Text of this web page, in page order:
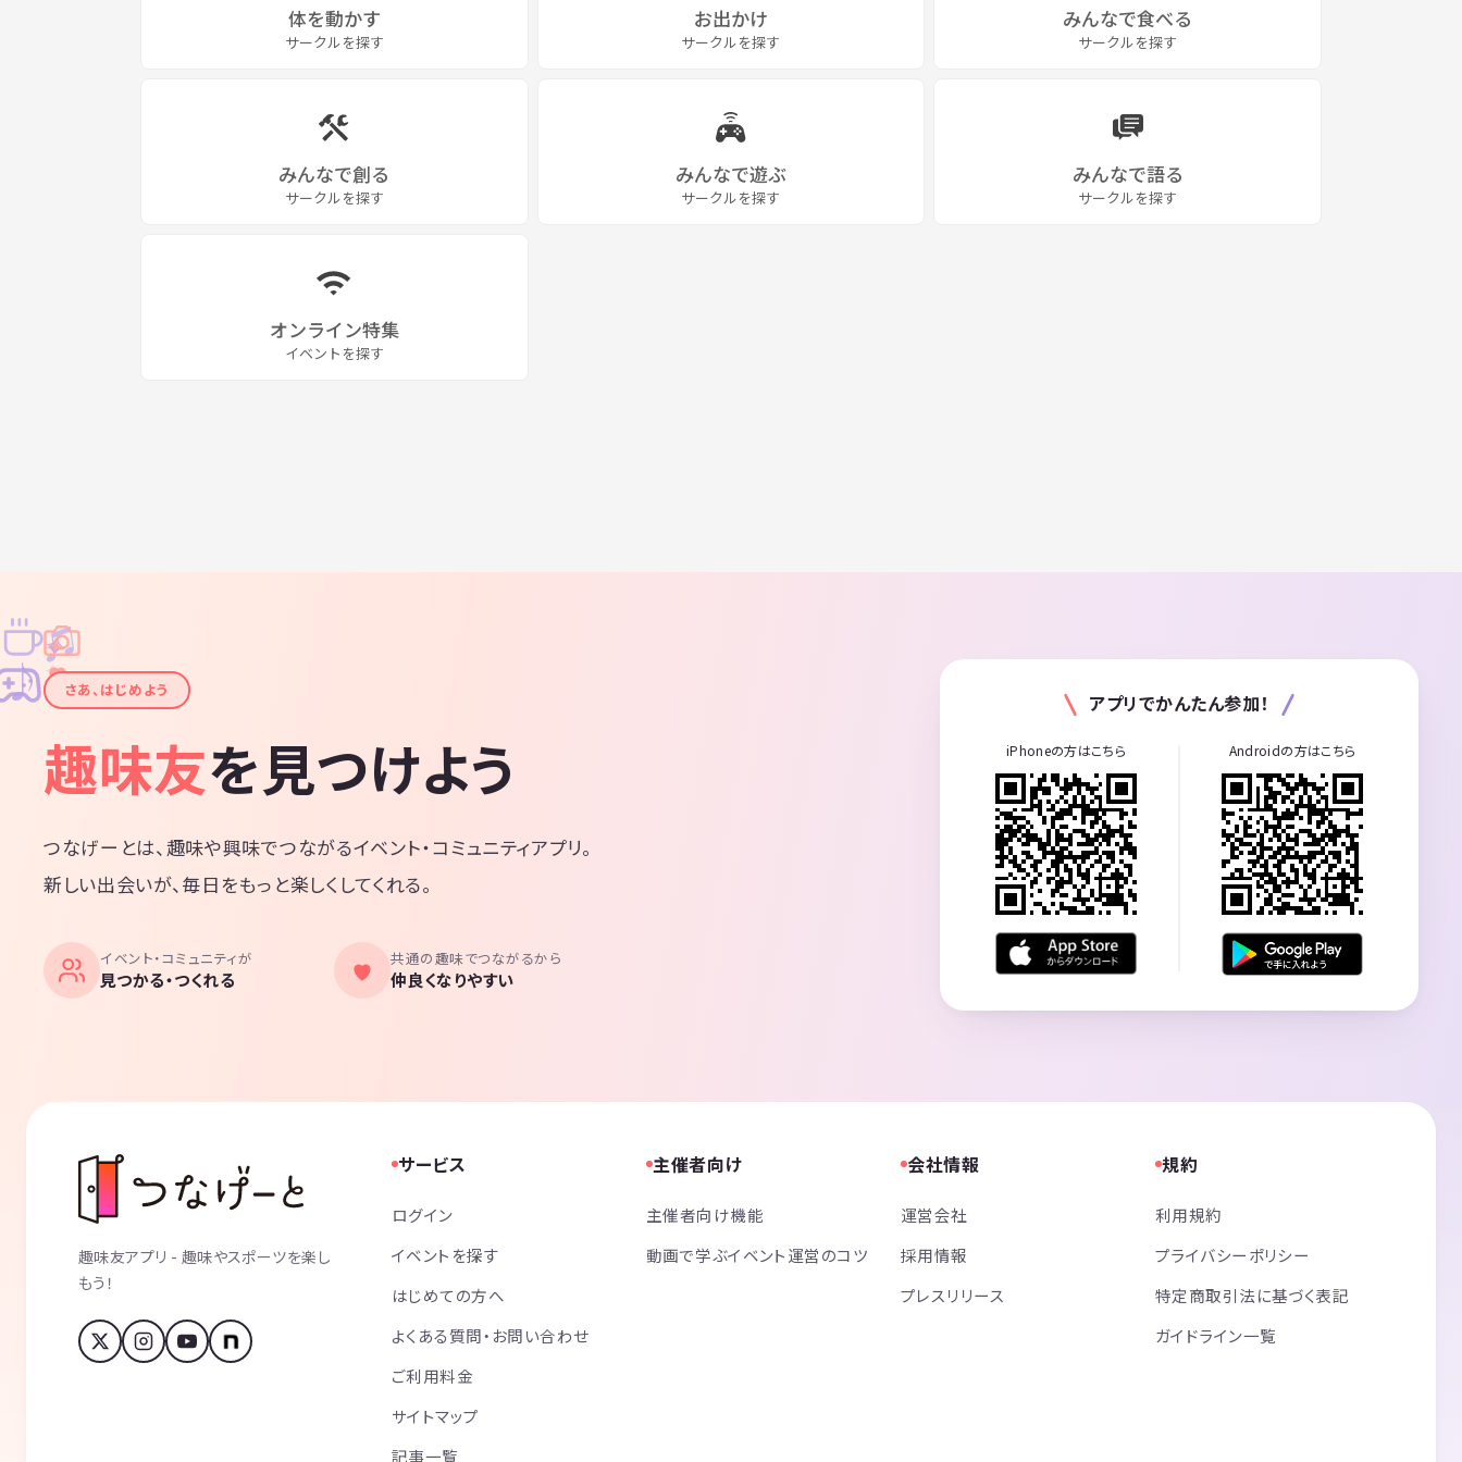
体を動かす
サークルを探す
お出かけ
サークルを探す
みんなで食べる
サークルを探す
みんなで創る
サークルを探す
みんなで遊ぶ
サークルを探す
みんなで語る
サークルを探す
オンライン特集
イベントを探す
✦
✦
✧
✧
♪
♫
さあ、はじめよう
趣味友を見つけよう
つなげーとは、趣味や興味でつながるイベント・コミュニティアプリ。
新しい出会いが、毎日をもっと楽しくしてくれる。
イベント・コミュニティが
見つかる・つくれる
共通の趣味でつながるから
仲良くなりやすい
アプリでかんたん参加！
iPhoneの方はこちら Androidの方はこちら
趣味友アプリ - 趣味やスポーツを楽し
もう！
サービス
ログイン
イベントを探す
はじめての方へ
よくある質問・お問い合わせ
ご利用料金
サイトマップ
記事一覧
主催者向け
主催者向け機能
動画で学ぶイベント運営のコツ
会社情報
運営会社
採用情報
プレスリリース
規約
利用規約
プライバシーポリシー
特定商取引法に基づく表記
ガイドライン一覧